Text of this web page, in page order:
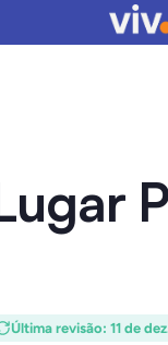
Última revisão: 11 de